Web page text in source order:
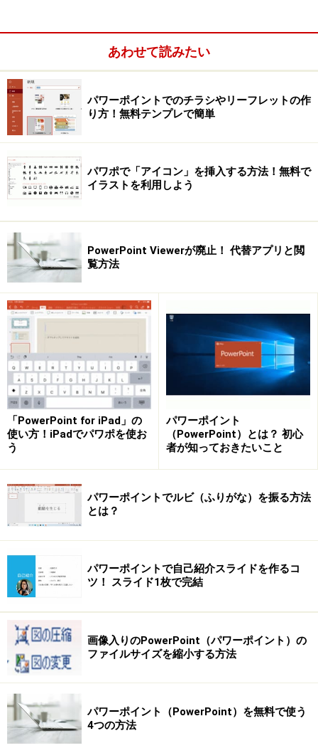
グラフをクリックしても「グラフツール」タブは表示さ
PowerPoint2003で作成したグラフをクリックすると、「描
画ツール」タブが表示される。グラフが1枚の画像として表
示されているためだ。
の機能を使って、スライド内の箇条書きを図表に変換す
ると、表面上はスムーズに図表に変換できますが、「上
書き保存」ボタンをクリックした瞬間に「Microsoft
PowerPoint 互換性チェック」ダイアログボックスが表
示され、SmartArtは以前のバージョンで編集できないこ
とを示すメッセージが表示されます。
スライドの箇条書きをドラッグして選択し、「ホーム」タブ
の「Smart Artグラフィックスに変換」ボタンをクリック。
変換後の図表の種類を選ぶ。
箇条書きを図表に変換できた。クイックアクセスツールバー
の「上書き保存」ボタンをクリックすると……。
「互換性チェック」ダイアログボックスが表示されて、互換
モードではSmart Artの図表を保存できない旨のメッセージ
が表示される。
このように、互換モードのままでは、
PowerPoint2013/2010/2007が持っている機能の一部し
あわせて読みたい
パワーポイントでのチラシやリーフレットの作
り方！無料テンプレで簡単
パワポで「アイコン」を挿入する方法！無料で
イラストを利用しよう
PowerPoint Viewerが廃止！ 代替アプリと閲
覧方法
「PowerPoint for iPad」の
使い方！iPadでパワポを使お
う
パワーポイント
（PowerPoint）とは？ 初心
者が知っておきたいこと
パワーポイントでルビ（ふりがな）を振る方法
とは？
パワーポイントで自己紹介スライドを作るコ
ツ！ スライド1枚で完結
画像入りのPowerPoint（パワーポイント）の
ファイルサイズを縮小する方法
パワーポイント（PowerPoint）を無料で使う
4つの方法